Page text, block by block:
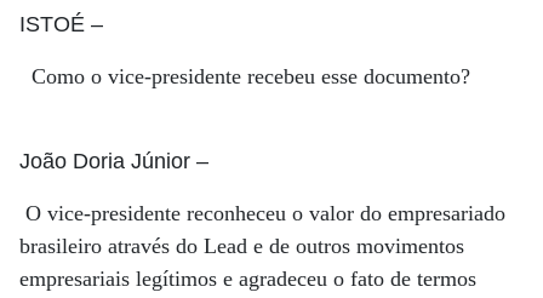
ISTOÉ –
Como o vice-presidente recebeu esse documento?
João Doria Júnior –
O vice-presidente reconheceu o valor do empresariado
brasileiro através do Lead e de outros movimentos
empresariais legítimos e agradeceu o fato de termos